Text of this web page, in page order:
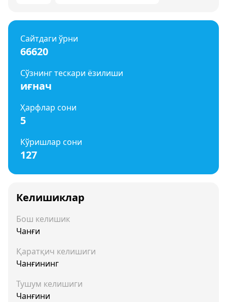
Сайтдаги ўрни
66620
Сўзнинг тескари ёзилиши
иғнач
Ҳарфлар сони
5
Кўришлар сони
127
Келишиклар
Бош келишик
Чанғи
Қаратқич келишиги
Чанғининг
Тушум келишиги
Чанғини